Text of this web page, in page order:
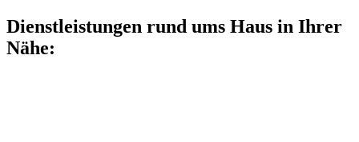
Dienstleistungen rund ums Haus in Ihrer
Nähe: